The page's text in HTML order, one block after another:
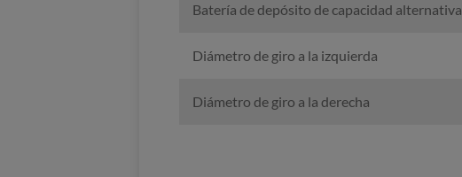
Batería de depósito de capacidad alternativa
Diámetro de giro a la izquierda
Diámetro de giro a la derecha